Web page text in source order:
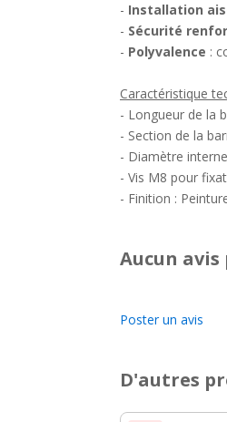
- Installation
- Sécurité
- Polyvalence :
Caractéristique
- Longueur de la
- Section de la
- Diamètre
- Vis M8 pour
- Finition :
Aucun avis
Poster un avis
D'autres